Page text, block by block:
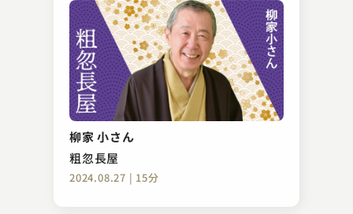
柳家 小さん
粗忽長屋
2024.08.27 | 15分